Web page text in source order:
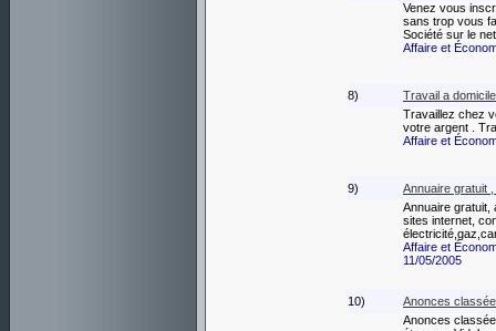
Venez vous
sans trop vous
Société sur le
Affaire et
8)
Travail a
Travaillez chez
votre argent .
Affaire et
9)
Annuaire gratuit
Annuaire gratuit,
sites internet,
Affaire et
11/05/2005
10)
Anonces
Anonces